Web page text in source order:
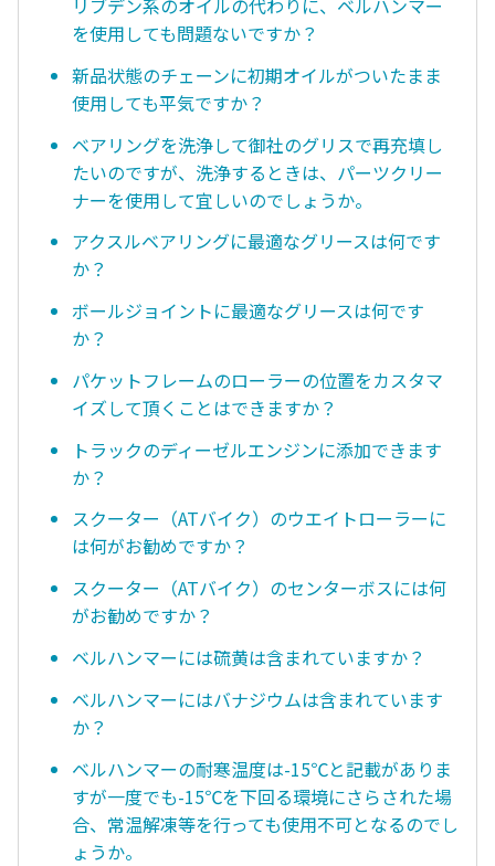
リブデン系のオイルの代わりに、ベルハンマー
を使用しても問題ないですか？
新品状態のチェーンに初期オイルがついたまま
使用しても平気ですか？
ベアリングを洗浄して御社のグリスで再充填し
たいのですが、洗浄するときは、パーツクリー
ナーを使用して宜しいのでしょうか。
アクスルベアリングに最適なグリースは何です
か？
ボールジョイントに最適なグリースは何です
か？
パケットフレームのローラーの位置をカスタマ
イズして頂くことはできますか？
トラックのディーゼルエンジンに添加できます
か？
スクーター（ATバイク）のウエイトローラーに
は何がお勧めですか？
スクーター（ATバイク）のセンターボスには何
がお勧めですか？
ベルハンマーには硫黄は含まれていますか？
ベルハンマーにはバナジウムは含まれています
か？
ベルハンマーの耐寒温度は-15℃と記載がありま
すが一度でも-15℃を下回る環境にさらされた場
合、常温解凍等を行っても使用不可となるのでし
ょうか。